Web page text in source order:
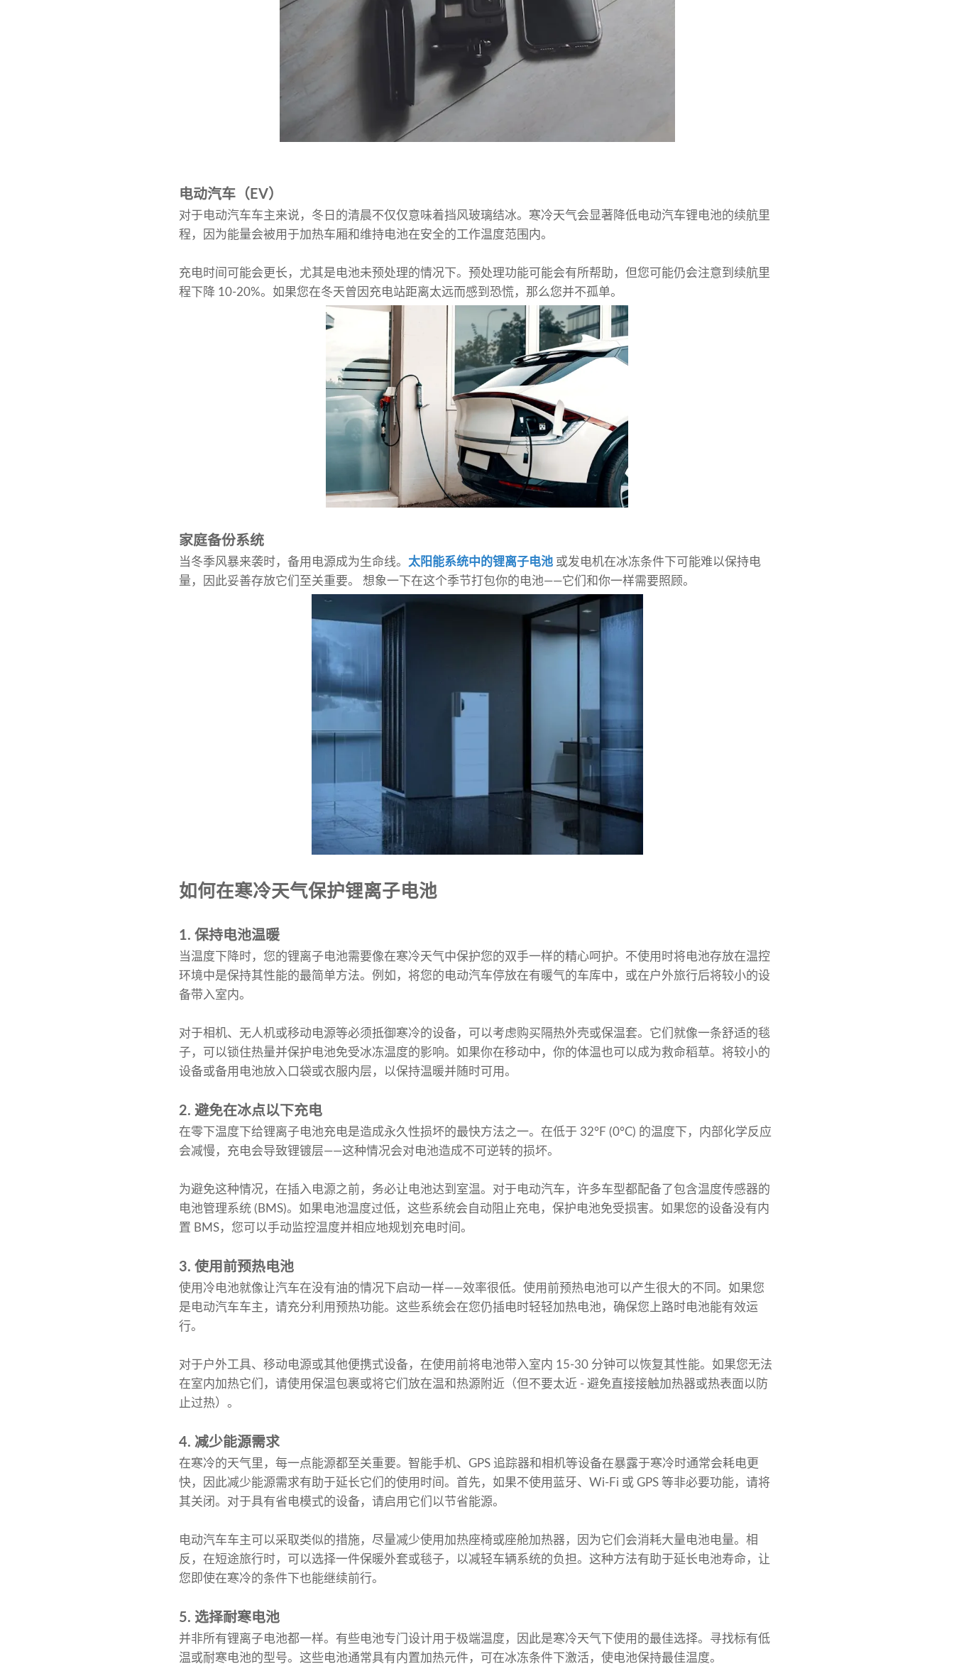
电动汽车（EV）
对于电动汽车车主来说，冬日的清晨不仅仅意味着挡风玻璃结冰。寒冷天气会显著降低电动汽车锂电池的续航里
程，因为能量会被用于加热车厢和维持电池在安全的工作温度范围内。
充电时间可能会更长，尤其是电池未预处理的情况下。预处理功能可能会有所帮助，但您可能仍会注意到续航里
程下降 10-20%。如果您在冬天曾因充电站距离太远而感到恐慌，那么您并不孤单。
家庭备份系统
当冬季风暴来袭时，备用电源成为生命线。 太阳能系统中的锂离子电池 或发电机在冰冻条件下可能难以保持电
量，因此妥善存放它们至关重要。 想象一下在这个季节打包你的电池——它们和你一样需要照顾。
如何在寒冷天气保护锂离子电池
1. 保持电池温暖
当温度下降时，您的锂离子电池需要像在寒冷天气中保护您的双手一样的精心呵护。不使用时将电池存放在温控
环境中是保持其性能的最简单方法。例如，将您的电动汽车停放在有暖气的车库中，或在户外旅行后将较小的设
备带入室内。
对于相机、无人机或移动电源等必须抵御寒冷的设备，可以考虑购买隔热外壳或保温套。它们就像一条舒适的毯
子，可以锁住热量并保护电池免受冰冻温度的影响。如果你在移动中，你的体温也可以成为救命稻草。将较小的
设备或备用电池放入口袋或衣服内层，以保持温暖并随时可用。
2. 避免在冰点以下充电
在零下温度下给锂离子电池充电是造成永久性损坏的最快方法之一。在低于 32°F (0°C) 的温度下，内部化学反应
会减慢，充电会导致锂镀层——这种情况会对电池造成不可逆转的损坏。
为避免这种情况，在插入电源之前，务必让电池达到室温。对于电动汽车，许多车型都配备了包含温度传感器的
电池管理系统 (BMS)。如果电池温度过低，这些系统会自动阻止充电，保护电池免受损害。如果您的设备没有内
置 BMS，您可以手动监控温度并相应地规划充电时间。
3. 使用前预热电池
使用冷电池就像让汽车在没有油的情况下启动一样——效率很低。使用前预热电池可以产生很大的不同。如果您
是电动汽车车主，请充分利用预热功能。这些系统会在您仍插电时轻轻加热电池，确保您上路时电池能有效运
行。
对于户外工具、移动电源或其他便携式设备，在使用前将电池带入室内 15-30 分钟可以恢复其性能。如果您无法
在室内加热它们，请使用保温包裹或将它们放在温和热源附近（但不要太近 - 避免直接接触加热器或热表面以防
止过热）。
4. 减少能源需求
在寒冷的天气里，每一点能源都至关重要。智能手机、GPS 追踪器和相机等设备在暴露于寒冷时通常会耗电更
快，因此减少能源需求有助于延长它们的使用时间。首先，如果不使用蓝牙、Wi-Fi 或 GPS 等非必要功能，请将
其关闭。对于具有省电模式的设备，请启用它们以节省能源。
电动汽车车主可以采取类似的措施，尽量减少使用加热座椅或座舱加热器，因为它们会消耗大量电池电量。相
反，在短途旅行时，可以选择一件保暖外套或毯子，以减轻车辆系统的负担。这种方法有助于延长电池寿命，让
您即使在寒冷的条件下也能继续前行。
5. 选择耐寒电池
并非所有锂离子电池都一样。有些电池专门设计用于极端温度，因此是寒冷天气下使用的最佳选择。寻找标有低
温或耐寒电池的型号。这些电池通常具有内置加热元件，可在冰冻条件下激活，使电池保持最佳温度。